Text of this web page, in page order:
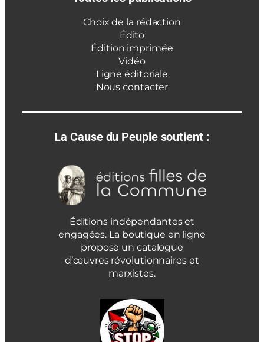
Choix de la rédaction
Édito
Édition imprimée
Vidéo
Ligne éditoriale
Nous contacter
La Cause du Peuple soutient :
Éditions indépendantes et
engagées. La boutique en ligne
propose un catalogue
d’œuvres révolutionnaires et
marxistes.